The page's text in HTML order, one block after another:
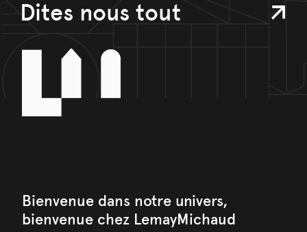
Dites nous tout
Bienvenue dans notre univers,
bienvenue chez LemayMichaud